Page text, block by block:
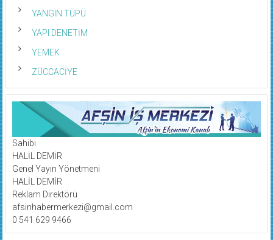
YANGIN TÜPÜ
YAPI DENETİM
YEMEK
ZÜCCACİYE
Sahibi
HALİL DEMİR
Genel Yayın Yönetmeni
HALİL DEMİR
Reklam Direktörü
afsinhabermerkezi@gmail.com
0 541 629 9466